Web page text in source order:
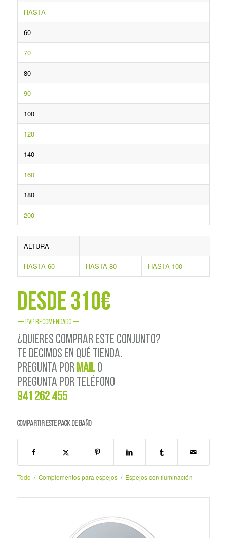
HASTA
60
70
80
90
100
120
140
160
180
200
ALTURA
HASTA 60 HASTA 80 HASTA 100
Desde 310€
— PVP RECOMENDADO —
¿QUIERES COMPRAR ESTE CONJUNTO?
TE DECIMOS EN QUÉ TIENDA.
PREGUNTA POR MAIL o
PREGUNTA POR TELÉFONO
941 262 455
Compartir este PACK de BAÑO
Todo / Complementos para espejos / Espejos con iluminación